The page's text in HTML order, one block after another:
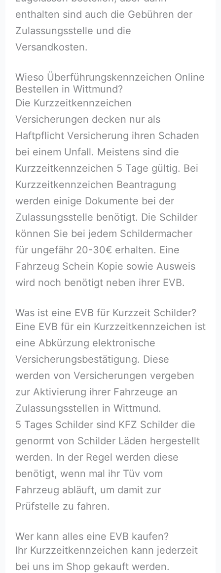
enthalten sind auch die Gebühren der
Zulassungsstelle und die
Versandkosten.
Wieso Überführungskennzeichen Online
Bestellen in Wittmund?
Die Kurzzeitkennzeichen
Versicherungen decken nur als
Haftpflicht Versicherung ihren Schaden
bei einem Unfall. Meistens sind die
Kurzzeitkennzeichen 5 Tage gültig. Bei
Kurzzeitkennzeichen Beantragung
werden einige Dokumente bei der
Zulassungsstelle benötigt. Die Schilder
können Sie bei jedem Schildermacher
für ungefähr 20-30€ erhalten. Eine
Fahrzeug Schein Kopie sowie Ausweis
wird noch benötigt neben ihrer EVB.
Was ist eine EVB für Kurzzeit Schilder?
Eine EVB für ein Kurzzeitkennzeichen ist
eine Abkürzung elektronische
Versicherungsbestätigung. Diese
werden von Versicherungen vergeben
zur Aktivierung ihrer Fahrzeuge an
Zulassungsstellen in Wittmund.
5 Tages Schilder sind KFZ Schilder die
genormt von Schilder Läden hergestellt
werden. In der Regel werden diese
benötigt, wenn mal ihr Tüv vom
Fahrzeug abläuft, um damit zur
Prüfstelle zu fahren.
Wer kann alles eine EVB kaufen?
Ihr Kurzzeitkennzeichen kann jederzeit
bei uns im Shop gekauft werden.